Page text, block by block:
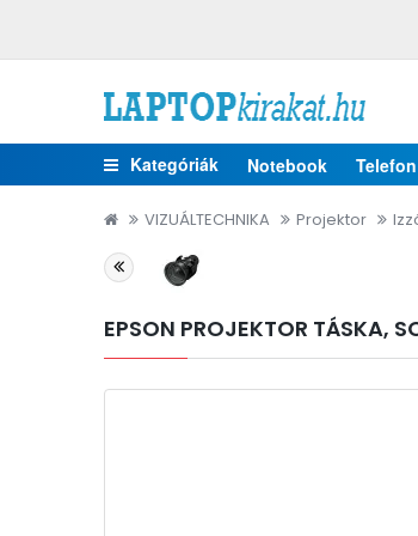
Kategóriák Notebook Telefon
VIZUÁLTECHNIKA Projektor
EPSON PROJEKTOR TÁSKA,